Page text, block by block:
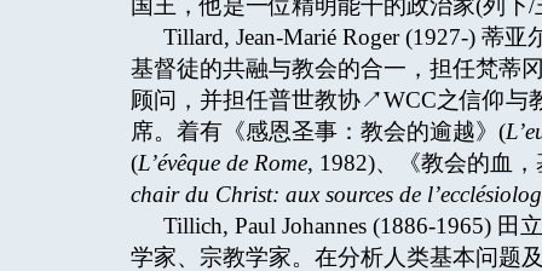
国王，他是一位精明能干的政治家(列下
Tillard, Jean-Marié Roger (1927-) 蒂
基督徒的共融与教会的合一，担任梵蒂
顾问，并担任普世教协↗WCC之信仰与
席。着有《感恩圣事：教会的逾越》(
(L’évêque de Rome, 1982)、《教会的血
chair du Christ: aux sources de
Tillich, Paul Johannes (1886-1965)
学家、宗教学家。在分析人类基本问题